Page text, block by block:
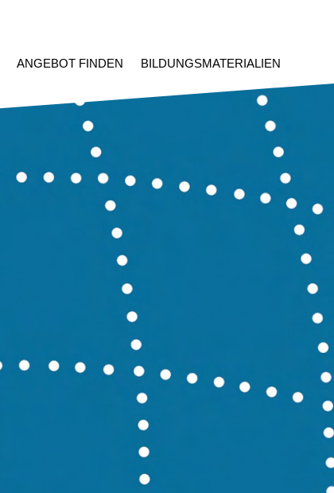
ANGEBOT FINDEN BILDUNGSMATERIALIEN